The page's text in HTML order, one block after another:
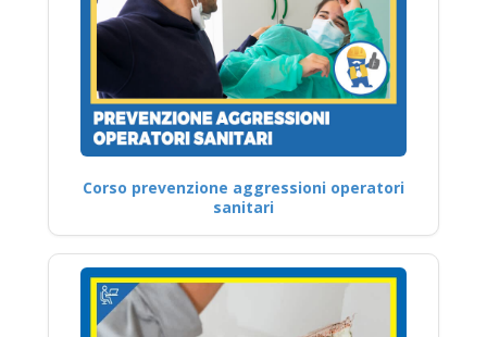
Corso prevenzione aggressioni operatori
sanitari